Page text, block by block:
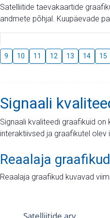
Satelliitide taevakaartide
andmete põhjal. Kuupäevade
9 10 11 12 13 14 15
Signaali
Signaali kvaliteedi graafikuid
interaktiivsed ja graafikutel olev
Reaalaja graafikud
Reaalaja graafikud kuvavad